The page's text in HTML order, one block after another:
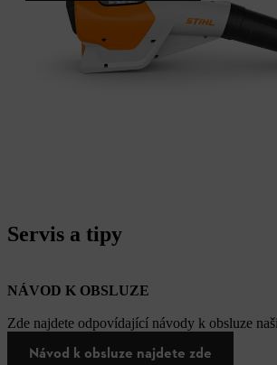
Servis a tipy
NÁVOD K OBSLUZE
Zde najdete odpovídající návody k obsluze
Návod k obsluze najdete zde